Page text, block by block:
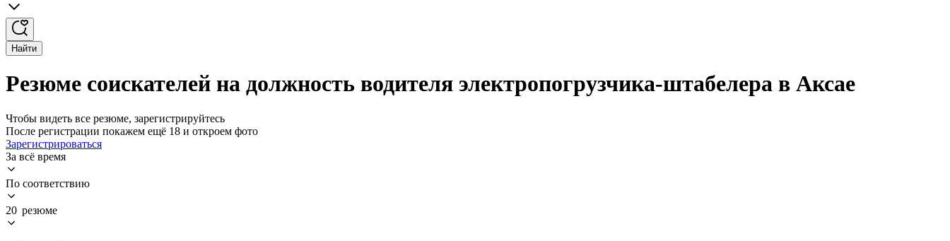
Найти
Резюме соискателей на должность водителя электропогрузчика-штабелера в Аксае
Чтобы видеть все резюме, зарегистрируйтесь
После регистрации покажем ещё 18 и откроем фото
Зарегистрироваться
За всё время
По соответствию
20 резюме